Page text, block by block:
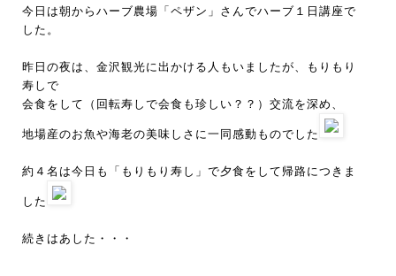
今日は朝からハーブ農場「ペザン」さんでハーブ１日講座で
した。
昨日の夜は、金沢観光に出かける人もいましたが、もりもり
寿しで
会食をして（回転寿しで会食も珍しい？？）交流を深め、
地場産のお魚や海老の美味しさに一同感動ものでした
約４名は今日も「もりもり寿し」で夕食をして帰路につきま
した
続きはあした・・・